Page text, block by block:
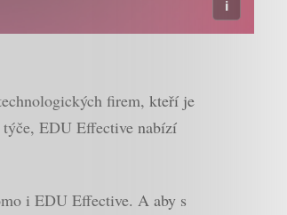
firem, kteří je
EDU Effective nabízí
i EDU Effective. A aby s